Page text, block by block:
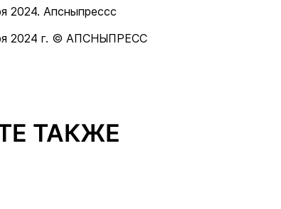
2024. Апсныпрессс
2024 г. © АПСНЫПРЕСС
ТАКЖЕ